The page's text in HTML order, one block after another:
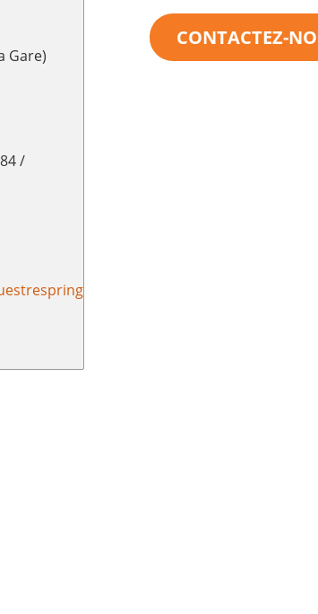
Gare)
/
CONTACTEZ-